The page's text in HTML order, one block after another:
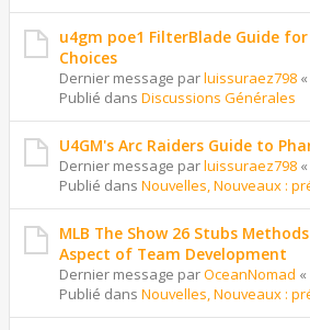
u4gm poe1 FilterBlade Guide
Choices
Dernier message parluissuraez798 «
Publié dans Discussions Générales
U4GM's Arc Raiders Guide to
Dernier message parluissuraez798 «
Publié dans Nouvelles, Nouveaux :
MLB The Show 26 Stubs
Aspect of Team Development
Dernier message parOceanNomad «
Publié dans Nouvelles, Nouveaux :